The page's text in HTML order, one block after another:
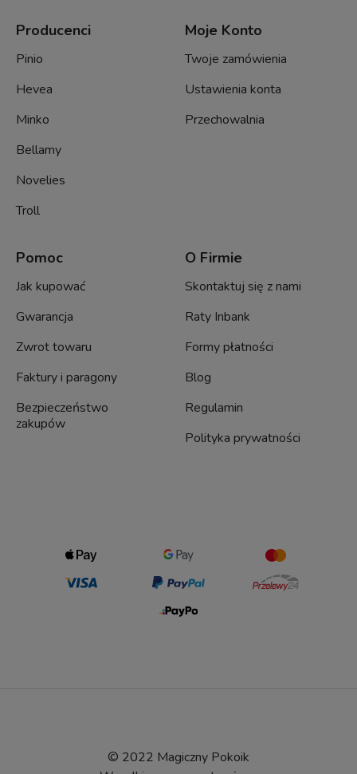
Producenci
Pinio
Hevea
Minko
Bellamy
Novelies
Troll
Moje Konto
Twoje zamówienia
Ustawienia konta
Przechowalnia
Pomoc
Jak kupować
Gwarancja
Zwrot towaru
Faktury i paragony
Bezpieczeństwo
zakupów
O Firmie
Skontaktuj się z nami
Raty Inbank
Formy płatności
Blog
Regulamin
Polityka prywatności
© 2022 Magiczny Pokoik